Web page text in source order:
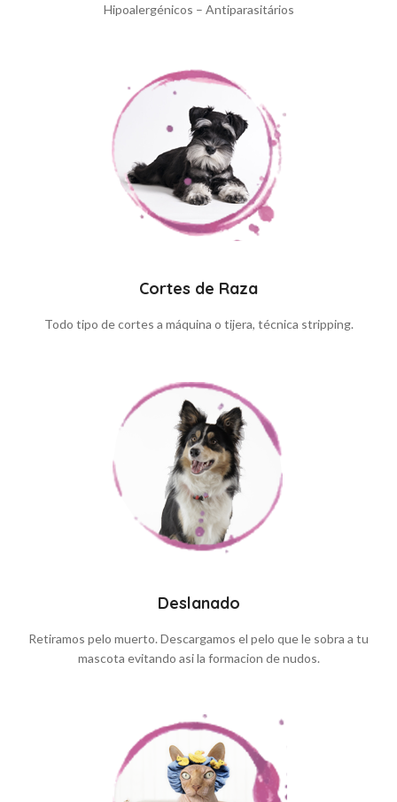
Hipoalergénicos – Antiparasitários
Cortes de Raza
Todo tipo de cortes a máquina o tijera, técnica stripping.
Deslanado
Retiramos pelo muerto. Descargamos el pelo que le sobra a tu
mascota evitando asi la formacion de nudos.